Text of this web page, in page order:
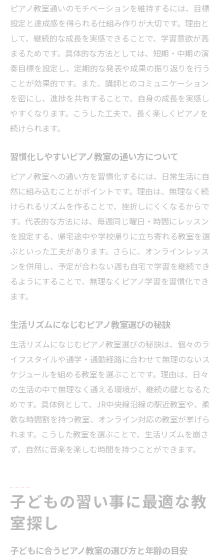
ピアノ教室通いのモチベーションを維持するには、目標
設定と達成感を得られる仕組み作りが大切です。理由と
して、継続的な成長を実感できることで、学習意欲が高
まるためです。具体的な方法としては、短期・中期の演
奏目標を設定し、定期的な発表や成果の振り返りを行う
ことが効果的です。また、講師とのコミュニケーション
を密にし、進捗を共有することで、自身の成長を実感し
やすくなります。こうした工夫で、長く楽しくピアノを
続けられます。
習慣化しやすいピアノ教室の通い方について
ピアノ教室への通い方を習慣化するには、日常生活に自
然に組み込むことがポイントです。理由は、無理なく続
けられるリズムを作ることで、挫折しにくくなるからで
す。代表的な方法には、毎週同じ曜日・時間にレッスン
を設定する、帰宅途中や学校帰りに立ち寄れる教室を選
ぶといった工夫があります。さらに、オンラインレッス
ンを併用し、予定が合わない週も自宅で学習を継続でき
るようにすることで、無理なくピアノ学習を習慣化でき
ます。
生活リズムになじむピアノ教室選びの秘訣
生活リズムになじむピアノ教室選びの秘訣は、個々のラ
イフスタイルや通学・通勤経路に合わせて無理のないス
ケジュールを組める教室を選ぶことです。理由は、日々
の生活の中で無理なく通える環境が、継続の鍵となるた
めです。具体例として、JR中央線沿線の駅近教室や、柔
軟な時間割を持つ教室、オンライン対応の教室が挙げら
れます。こうした教室を選ぶことで、生活リズムを崩さ
ず、自然に音楽を楽しむ時間を持つことができます。
子どもの習い事に最適な教
室探し
子どもに合うピアノ教室の選び方と年齢の目安